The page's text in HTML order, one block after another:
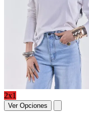
2x1
Ver Opciones